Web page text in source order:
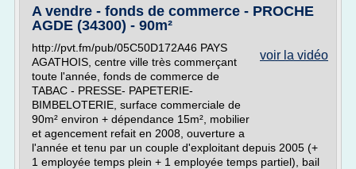
A vendre - fonds de commerce - PROCHE
AGDE (34300) - 90m²
voir la vidéo
http://pvt.fm/pub/05C50D172A46 PAYS
AGATHOIS, centre ville très commerçant
toute l'année, fonds de commerce de
TABAC - PRESSE- PAPETERIE-
BIMBELOTERIE, surface commerciale de
90m² environ + dépendance 15m², mobilier
et agencement refait en 2008, ouverture a
l'année et tenu par un couple d'exploitant depuis 2005 (+
1 employée temps plein + 1 employée temps partiel), bail